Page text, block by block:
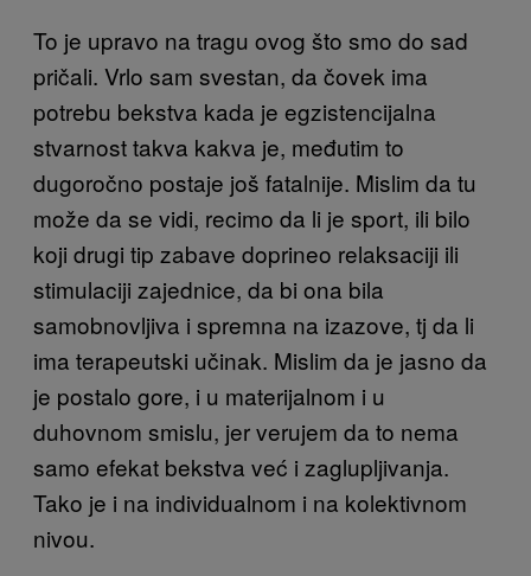
To je upravo na tragu ovog što smo do sad
pričali. Vrlo sam svestan, da čovek ima
potrebu bekstva kada je egzistencijalna
stvarnost takva kakva je, međutim to
dugoročno postaje još fatalnije. Mislim da tu
može da se vidi, recimo da li je sport, ili bilo
koji drugi tip zabave doprineo relaksaciji ili
stimulaciji zajednice, da bi ona bila
samobnovljiva i spremna na izazove, tj da li
ima terapeutski učinak. Mislim da je jasno da
je postalo gore, i u materijalnom i u
duhovnom smislu, jer verujem da to nema
samo efekat bekstva već i zaglupljivanja.
Tako je i na individualnom i na kolektivnom
nivou.